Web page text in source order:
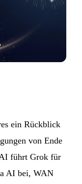
ein Rückblick
von Ende
führt Grok für
AI bei, WAN